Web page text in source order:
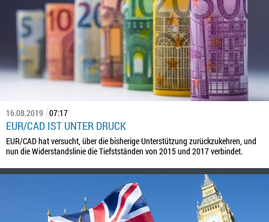
16.08.2019 07:17
EUR/CAD IST UNTER DRUCK
EUR/CAD hat versucht, über die bisherige Unterstützung zurückzukehren, und
nun die Widerstandslinie die Tiefstständen von 2015 und 2017 verbindet.